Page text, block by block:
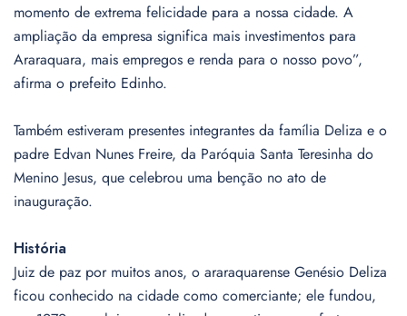
momento de extrema felicidade para a nossa cidade. A
ampliação da empresa significa mais investimentos para
Araraquara, mais empregos e renda para o nosso povo”,
afirma o prefeito Edinho.
Também estiveram presentes integrantes da família Deliza e o
padre Edvan Nunes Freire, da Paróquia Santa Teresinha do
Menino Jesus, que celebrou uma benção no ato de
inauguração.
História
Juiz de paz por muitos anos, o araraquarense Genésio Deliza
ficou conhecido na cidade como comerciante; ele fundou,